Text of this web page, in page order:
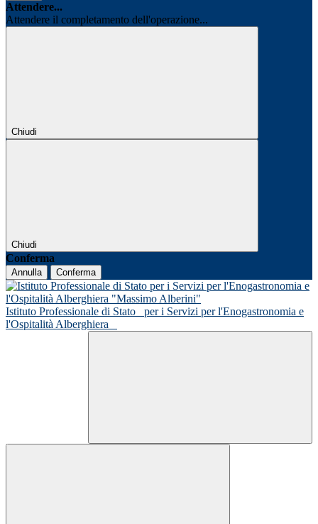
Attendere...
Attendere il completamento dell'operazione...
Chiudi
Chiudi
Conferma
Annulla Conferma
Istituto Professionale di Stato
per i Servizi per l'Enogastronomia e
l'Ospitalità Alberghiera